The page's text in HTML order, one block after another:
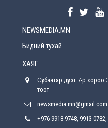
2026-08-5
хүрсэн
Улсын
NEWSMEDIA.MN
Бидний тухай
ХАЯГ
Сүхбаатар дүүрэг 7-р
тоот
newsmedia.mn@gmail.com
+976 9918-9748, 9913-